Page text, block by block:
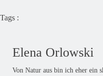
Tags :
Elena Orlowski
Von Natur aus bin ich eher ein